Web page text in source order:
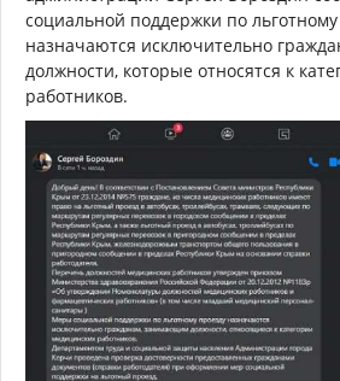
социальной поддержки по
назначаются исключительно
должности, которые относятся к
работников.